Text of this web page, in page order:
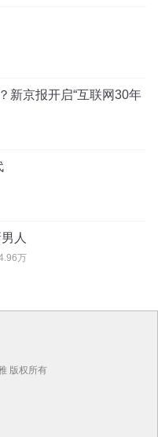
各自独特的商业模式和
交易的需求。随着市场的
将继续在促进二手商品
用。二手经济也将迎来
新京报开启“互联网30年
人
万
版权所有